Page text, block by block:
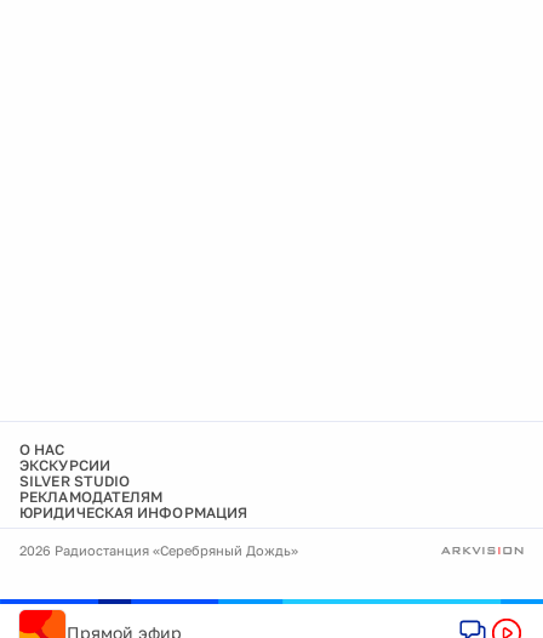
О НАС
ЭКСКУРСИИ
SILVER STUDIO
РЕКЛАМОДАТЕЛЯМ
ЮРИДИЧЕСКАЯ ИНФОРМАЦИЯ
2026 Радиостанция «Серебряный Дождь»
Прямой эфир